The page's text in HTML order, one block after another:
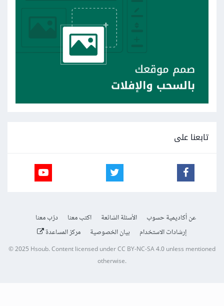
تابعنا على
عن أكاديمية حسوب الأسئلة الشائعة اكتب معنا
درّب معنا
إرشادات الاستخدام
بيان الخصوصية مركز المساعدة
© 2025 Hsoub.Content licensed underCC BY-NC-SA 4.0unless mentioned
otherwise.